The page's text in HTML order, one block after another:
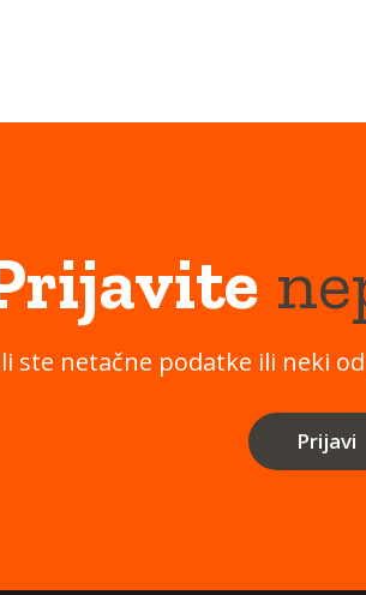
ste netačne podatke ili neki
Prijavi